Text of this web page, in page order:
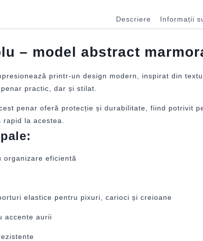
Descriere Informații
– model abstract
printr-un design modern, inspirat din
practic, dar și stilat.
penar oferă protecție și durabilitate, fiind potrivit
la acestea.
organizare eficientă
elastice pentru pixuri, carioci și creioane
accente aurii